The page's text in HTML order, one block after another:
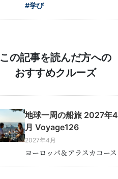
#学び
この記事を読んだ方への
おすすめクルーズ
地球一周の船旅 2027年4
月 Voyage126
2027年4月
ヨーロッパ＆アラスカコース